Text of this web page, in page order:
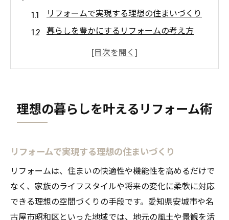
リフォームで実現する理想の住まいづくり
暮らしを豊かにするリフォームの考え方
リフォーム計画で重要な間取りの工夫
ライフスタイル変化に合う間取りの工夫
リフォームで叶える柔軟な間取り変更術
法
ライフステージ別リフォーム間取りの最適
化
働く環境に対応する間取りリフォームのコ
ツ
理想の暮らしを叶えるリフォーム術
リフォームで実現する理想の住まいづくり
リフォームは、住まいの快適性や機能性を高めるだけで
なく、家族のライフスタイルや将来の変化に柔軟に対応
できる理想の空間づくりの手段です。愛知県安城市や名
古屋市昭和区といった地域では、地元の風土や景観を活